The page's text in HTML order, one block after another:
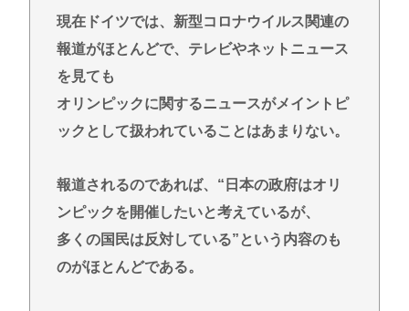
スーパーカブとハンターカブで迷っているどっちが
いいの
Redditを読んでると外人って日本に対してはよく調
べもせずに思い込みで勝手に議論してるよな
現在ドイツでは、新型コロナウイルス関連の
報道がほとんどで、テレビやネットニュース
を見ても
オリンピックに関するニュースがメイントピ
ックとして扱われていることはあまりない。
報道されるのであれば、“日本の政府はオリ
ンピックを開催したいと考えているが、
多くの国民は反対している”という内容のも
のがほとんどである。